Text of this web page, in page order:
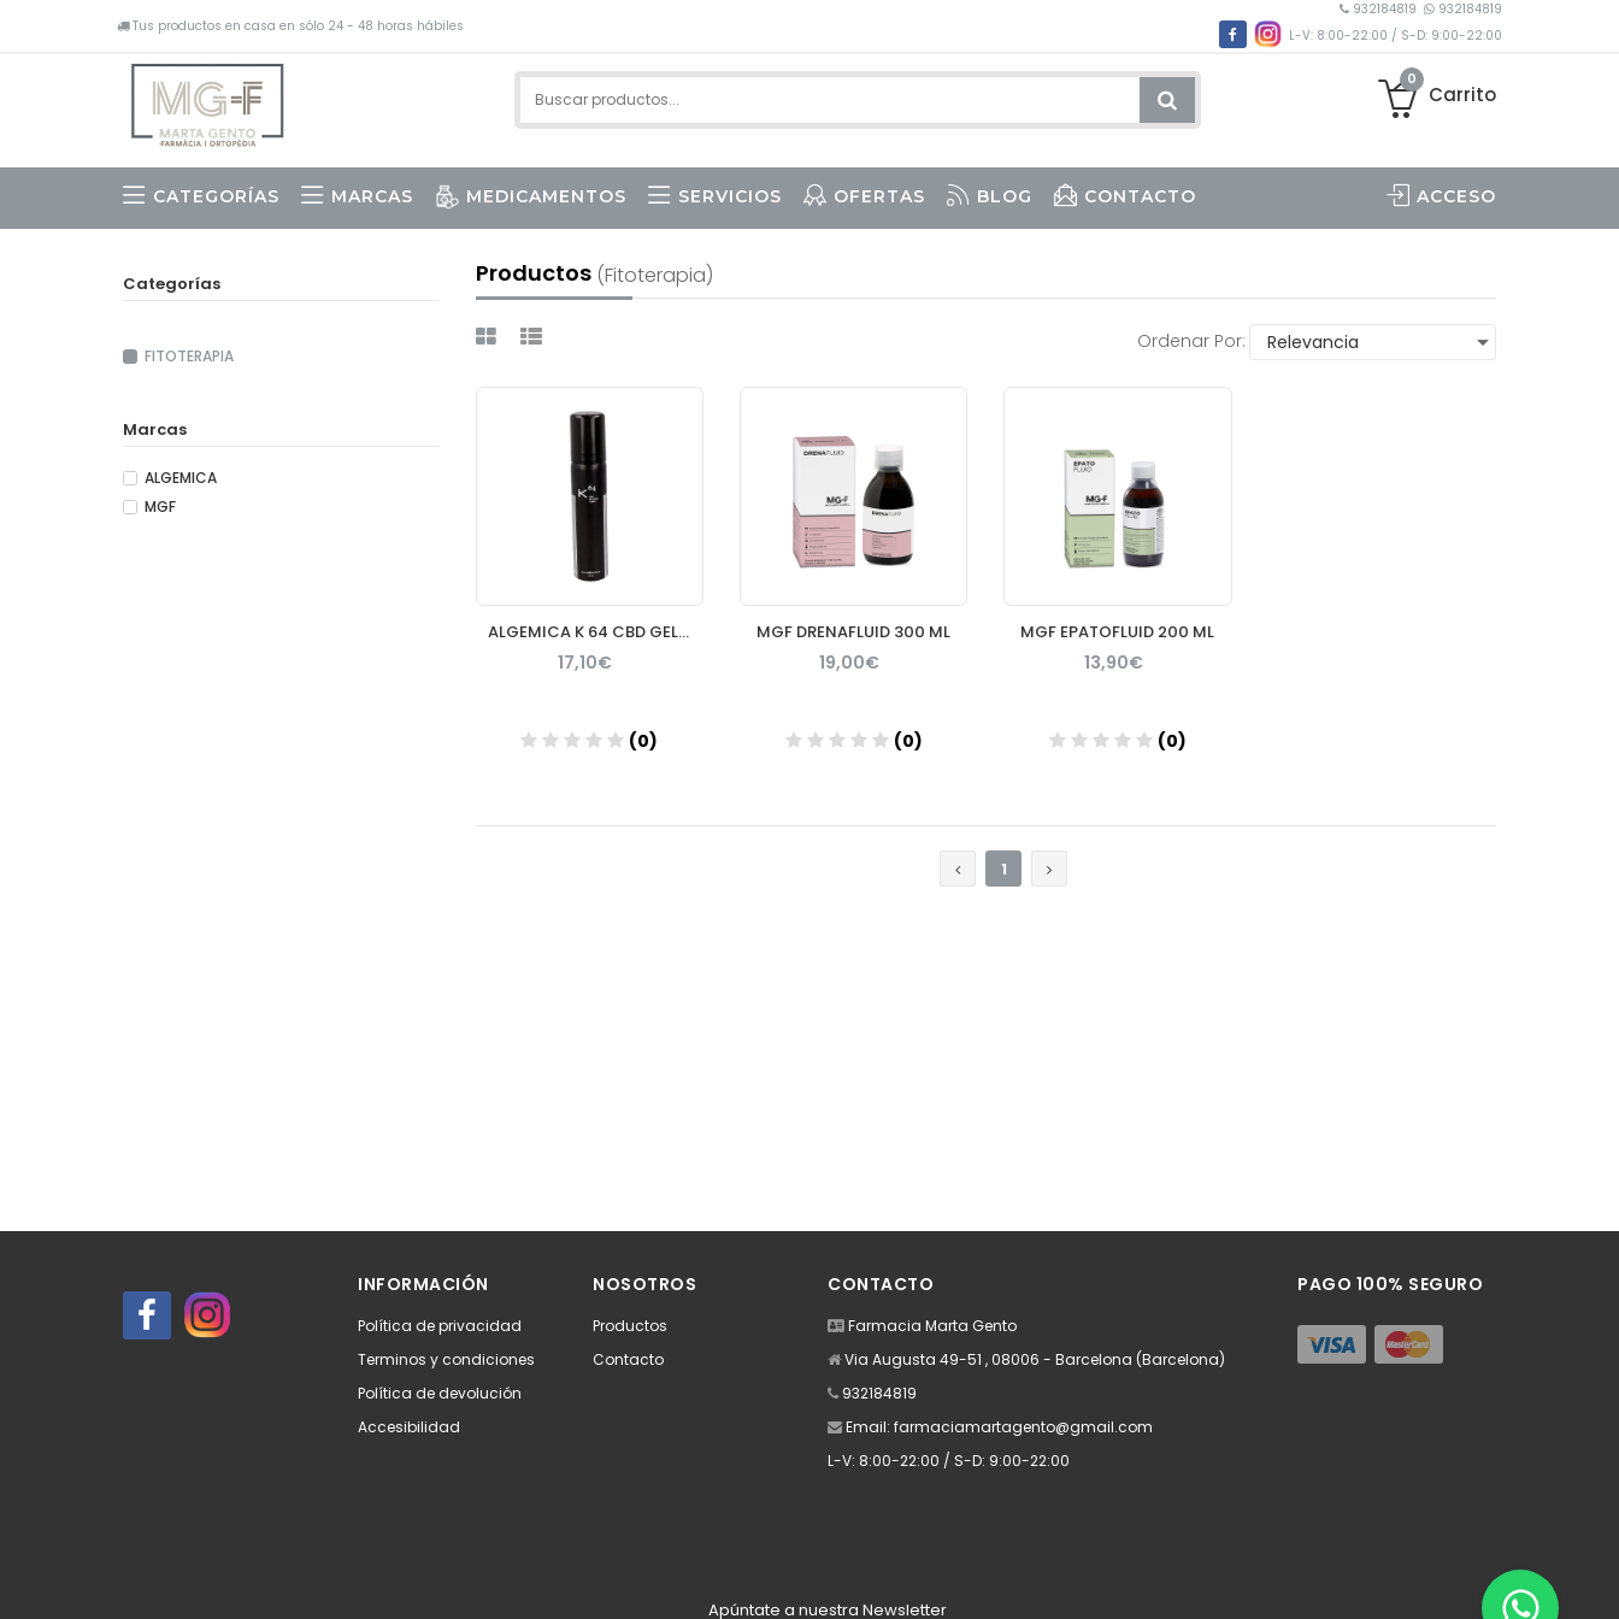
Tus productos en casa en sólo 24 - 48 horas hábiles
932184819
932184819
L-V: 8:00-22:00 / S-D: 9:00-22:00
0
Carrito
CATEGORÍAS MARCAS MEDICAMENTOS SERVICIOS OFERTAS BLOG CONTACTO ACCESO
Productos (fitoterapia)
Ordenar Por:
ALGEMICA K 64 CBD GEL ARNICA
17,10€
(0)
MGF DRENAFLUID 300 ML
19,00€
(0)
MGF EPATOFLUID 200 ML
13,90€
(0)
1
Categorías
FITOTERAPIA
Marcas
ALGEMICA
MGF
INFORMACIÓN
Política de privacidad
Terminos y condiciones
Política de devolución
Accesibilidad
NOSOTROS
Productos
Contacto
CONTACTO
Farmacia Marta Gento
Via Augusta 49-51 , 08006 - Barcelona (Barcelona)
932184819
Email: farmaciamartagento@gmail.com
L-V: 8:00-22:00 / S-D: 9:00-22:00
PAGO 100% SEGURO
Apúntate a nuestra Newsletter